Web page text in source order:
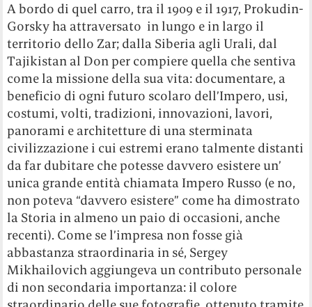
A bordo di quel carro, tra il 1909 e il 1917, Prokudin-
Gorsky ha attraversato in lungo e in largo il
territorio dello Zar; dalla Siberia agli Urali, dal
Tajikistan al Don per compiere quella che sentiva
come la missione della sua vita: documentare, a
beneficio di ogni futuro scolaro dell’Impero, usi,
costumi, volti, tradizioni, innovazioni, lavori,
panorami e architetture di una sterminata
civilizzazione i cui estremi erano talmente distanti
da far dubitare che potesse davvero esistere un’
unica grande entità chiamata Impero Russo (e no,
non poteva “davvero esistere” come ha dimostrato
la Storia in almeno un paio di occasioni, anche
recenti). Come se l’impresa non fosse già
abbastanza straordinaria in sé, Sergey
Mikhailovich aggiungeva un contributo personale
di non secondaria importanza: il colore